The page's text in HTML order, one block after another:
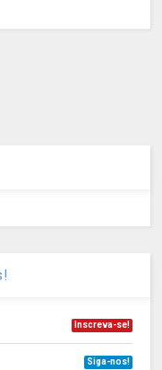
Inscreva-se!
Siga-nos!